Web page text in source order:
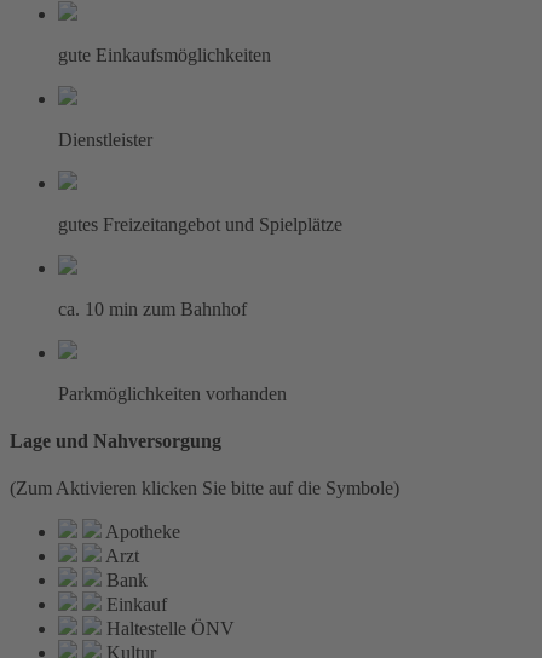
gute Einkaufsmöglichkeiten
Dienstleister
gutes Freizeitangebot und Spielplätze
ca. 10 min zum Bahnhof
Parkmöglichkeiten vorhanden
Lage und Nahversorgung
(Zum Aktivieren klicken Sie bitte auf die Symbole)
Apotheke
Arzt
Bank
Einkauf
Haltestelle ÖNV
Kultur